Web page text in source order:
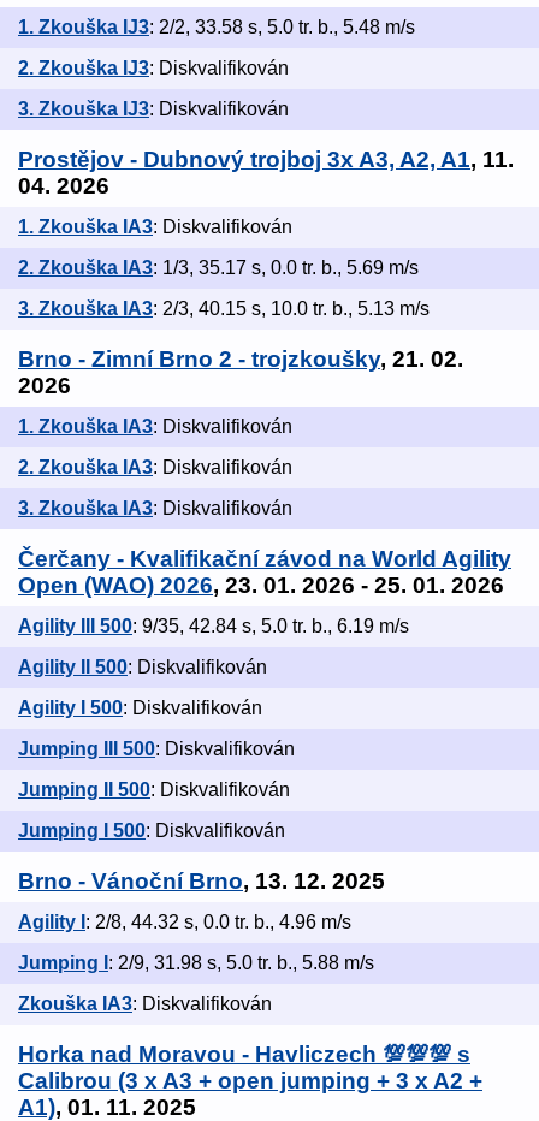
1. Zkouška IJ3: 2/2, 33.58 s, 5.0 tr. b., 5.48 m/s
2. Zkouška IJ3: Diskvalifikován
3. Zkouška IJ3: Diskvalifikován
Prostějov - Dubnový trojboj 3x A3, A2, A1, 11.
04. 2026
1. Zkouška IA3: Diskvalifikován
2. Zkouška IA3: 1/3, 35.17 s, 0.0 tr. b., 5.69 m/s
3. Zkouška IA3: 2/3, 40.15 s, 10.0 tr. b., 5.13 m/s
Brno - Zimní Brno 2 - trojzkoušky, 21. 02.
2026
1. Zkouška IA3: Diskvalifikován
2. Zkouška IA3: Diskvalifikován
3. Zkouška IA3: Diskvalifikován
Čerčany - Kvalifikační závod na World Agility
Open (WAO) 2026, 23. 01. 2026 - 25. 01. 2026
Agility III 500: 9/35, 42.84 s, 5.0 tr. b., 6.19 m/s
Agility II 500: Diskvalifikován
Agility I 500: Diskvalifikován
Jumping III 500: Diskvalifikován
Jumping II 500: Diskvalifikován
Jumping I 500: Diskvalifikován
Brno - Vánoční Brno, 13. 12. 2025
Agility I : 2/8, 44.32 s, 0.0 tr. b., 4.96 m/s
Jumping I : 2/9, 31.98 s, 5.0 tr. b., 5.88 m/s
Zkouška IA3: Diskvalifikován
Horka nad Moravou - Havliczech 💯💯💯 s
Calibrou (3 x A3 + open jumping + 3 x A2 +
A1), 01. 11. 2025